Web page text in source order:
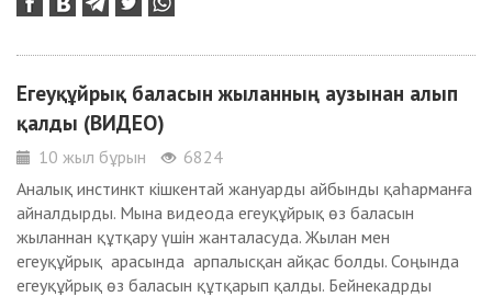
Егеуқұйрық баласын жыланның аузынан алып
қалды (ВИДЕО)
10 жыл бұрын
6824
Аналық инстинкт кішкентай жануарды айбынды қаһарманға
айналдырды. Мына видеода егеуқұйрық өз баласын
жыланнан құтқару үшін жанталасуда. Жылан мен
егеуқұйрық арасында арпалысқан айқас болды. Соңында
егеуқұйрық өз баласын құтқарып қалды. Бейнекадрды